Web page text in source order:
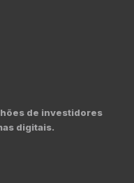
de investidores
digitais.